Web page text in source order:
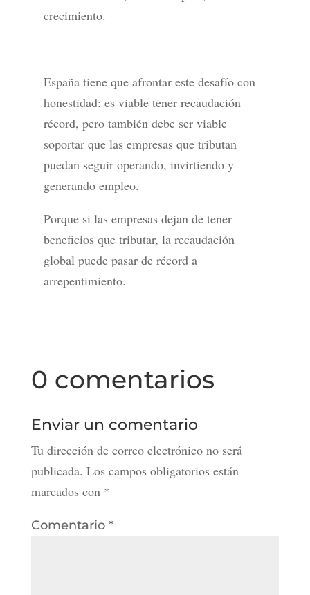
crecimiento.
España tiene que afrontar este desafío con
honestidad: es viable tener recaudación
récord, pero también debe ser viable
soportar que las empresas que tributan
puedan seguir operando, invirtiendo y
generando empleo.
Porque si las empresas dejan de tener
beneficios que tributar, la recaudación
global puede pasar de récord a
arrepentimiento.
0 comentarios
Enviar un comentario
Tu dirección de correo electrónico no será
publicada. Los campos obligatorios están
marcados con *
Comentario *